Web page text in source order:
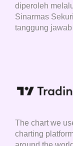
diperoleh
Sinarmas
tanggung
The chart we
charting